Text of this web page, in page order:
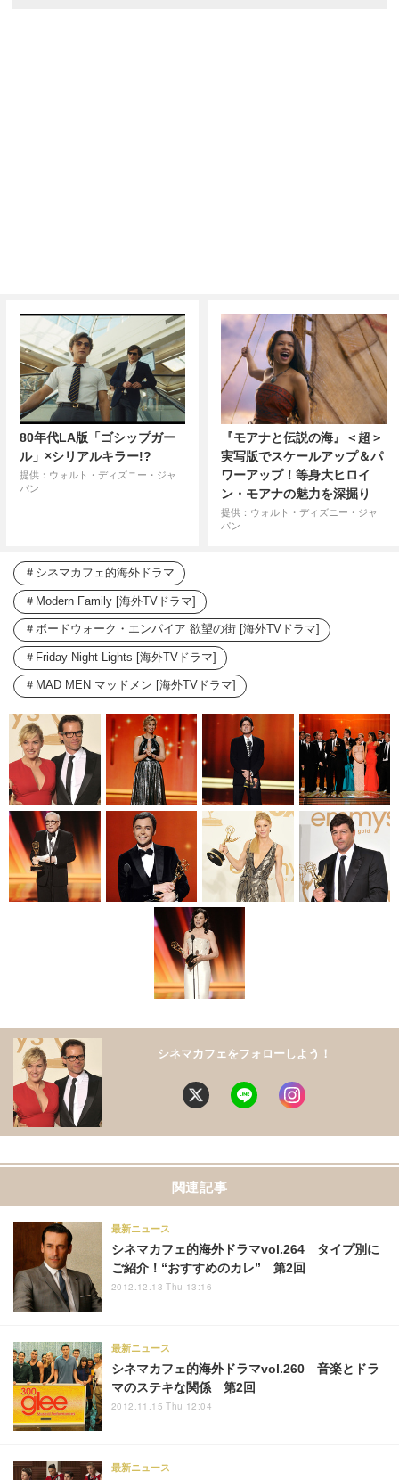
80年代LA版「ゴシップガー
ル」×シリアルキラー!?
提供：ウォルト・ディズニー・ジャ
パン
『モアナと伝説の海』＜超＞
実写版でスケールアップ＆パ
ワーアップ！等身大ヒロイ
ン・モアナの魅力を深掘り
提供：ウォルト・ディズニー・ジャ
パン
シネマカフェ的海外ドラマ
Modern Family [海外TVドラマ]
ボードウォーク・エンパイア 欲望の街 [海外TVドラマ]
Friday Night Lights [海外TVドラマ]
MAD MEN マッドメン [海外TVドラマ]
シネマカフェをフォローしよう！
関連記事
シネマカフェ的海外ドラマvol.264 タイプ別に
ご紹介！“おすすめのカレ” 第2回
最新ニュース
2012.12.13 Thu 13:16
シネマカフェ的海外ドラマvol.260 音楽とドラ
マのステキな関係 第2回
最新ニュース
2012.11.15 Thu 12:04
最新ニュース